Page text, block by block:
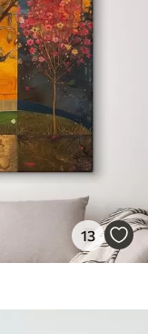
13